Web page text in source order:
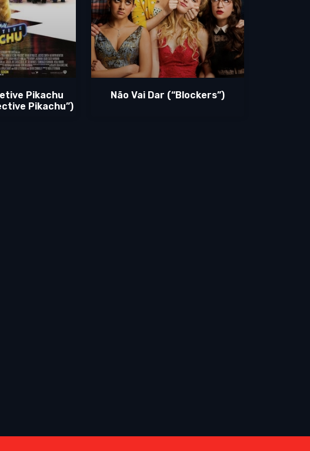
Pikachu
Pikachu”)
Não Vai Dar (“Blockers”)